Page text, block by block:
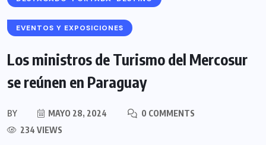
EVENTOS Y EXPOSICIONES
Los ministros de Turismo del Mercosur
se reúnen en Paraguay
BY MAYO 28, 2024
0 COMMENTS
234 VIEWS